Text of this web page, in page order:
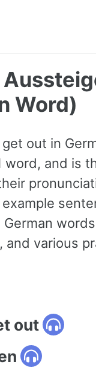
Word)
out in
word, and is
and various
out